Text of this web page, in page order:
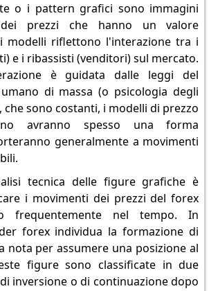
o i pattern grafici sono immagini
dei prezzi che hanno un valore
modelli riflettono l'interazione tra i
e i ribassisti (venditori) sul mercato.
è guidata dalle leggi del
di massa (o psicologia degli
che sono costanti, i modelli di prezzo
avranno spesso una forma
generalmente a movimenti
tecnica delle figure grafiche è
i movimenti dei prezzi del forex
frequentemente nel tempo. In
forex individua la formazione di
nota per assumere una posizione al
figure sono classificate in due
inversione o di continuazione dopo